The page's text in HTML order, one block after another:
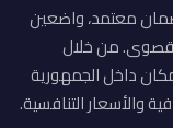
ضمان معتمد، واضعين
قصوى. من خلال
داخل الجمهورية
والأسعار التنافسية.